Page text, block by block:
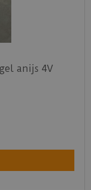
anijs 4V